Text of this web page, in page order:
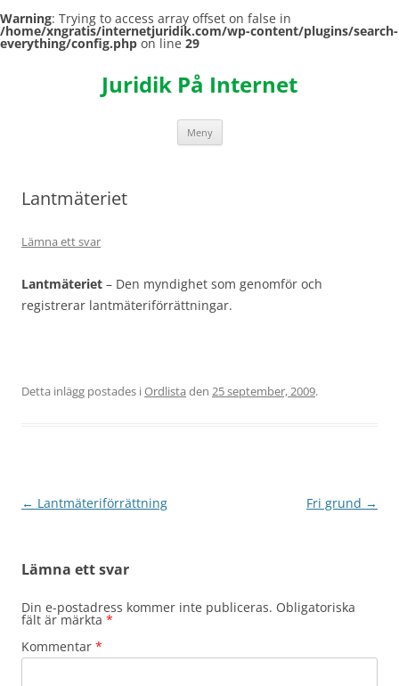
Warning: Trying to access array offset on false in
/home/xngratis/internetjuridik.com/wp-content/plugins/search-
everything/config.php on line 29
Hoppa
Juridik På Internet
Meny
Lantmäteriet
Lämna ett svar
Lantmäteriet – Den myndighet som genomför och
registrerar lantmäteriförrättningar.
Detta inlägg postades iOrdlista den 25 september, 2009.
Inläggsnavigering
← Lantmäteriförrättning Fri grund →
Lämna ett svar
Din e-postadress kommer inte publiceras. Obligatoriska
fält är märkta *
Kommentar *